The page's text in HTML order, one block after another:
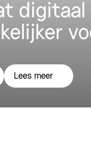
digitaal
Lees meer